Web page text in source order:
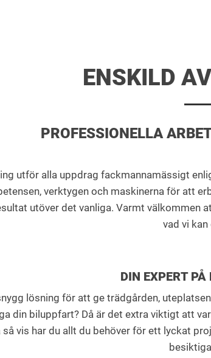
ENSKILD
PROFESSIONELLA
utför alla uppdrag fackmannamässigt
verktygen och maskinerna för att
utöver det vanliga. Varmt välkommen
vad vi
DIN EXPERT
lösning för att ge trädgården,
din biluppfart? Då är det extra viktigt att
vis har du allt du behöver för ett lyckat